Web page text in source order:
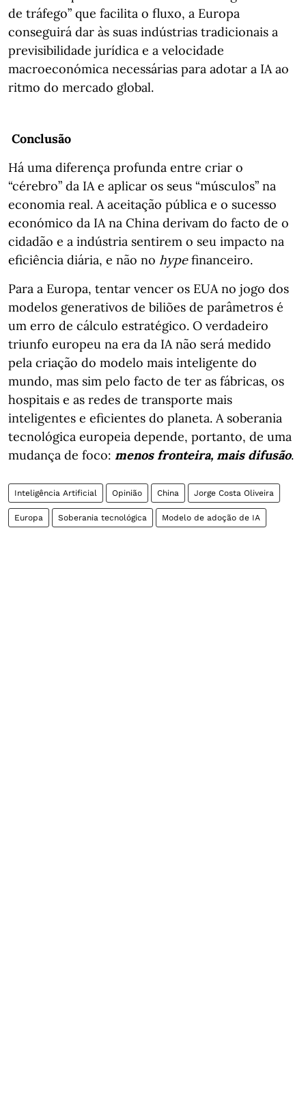
de tráfego” que facilita o fluxo, a Europa
conseguirá dar às suas indústrias tradicionais a
previsibilidade jurídica e a velocidade
macroeconómica necessárias para adotar a IA ao
ritmo do mercado global.
Conclusão
Há uma diferença profunda entre criar o
“cérebro” da IA e aplicar os seus “músculos” na
economia real. A aceitação pública e o sucesso
económico da IA na China derivam do facto de o
cidadão e a indústria sentirem o seu impacto na
eficiência diária, e não no hypefinanceiro.
Para a Europa, tentar vencer os EUA no jogo dos
modelos generativos de biliões de parâmetros é
um erro de cálculo estratégico. O verdadeiro
triunfo europeu na era da IA não será medido
pela criação do modelo mais inteligente do
mundo, mas sim pelo facto de ter as fábricas, os
hospitais e as redes de transporte mais
inteligentes e eficientes do planeta. A soberania
tecnológica europeia depende, portanto, de uma
mudança de foco: menos fronteira, mais difusão.
Inteligência Artificial Opinião China Jorge Costa Oliveira
Europa Soberania tecnológica Modelo de adoção de IA